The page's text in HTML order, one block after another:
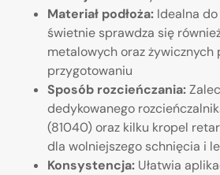
Materiał podłoża: Idealna
świetnie sprawdza się
metalowych oraz
przygotowaniu
Sposób rozcieńczania:
dedykowanego
(81040) oraz kilku kropel
dla wolniejszego schnięcia i
Konsystencja: Ułatwia